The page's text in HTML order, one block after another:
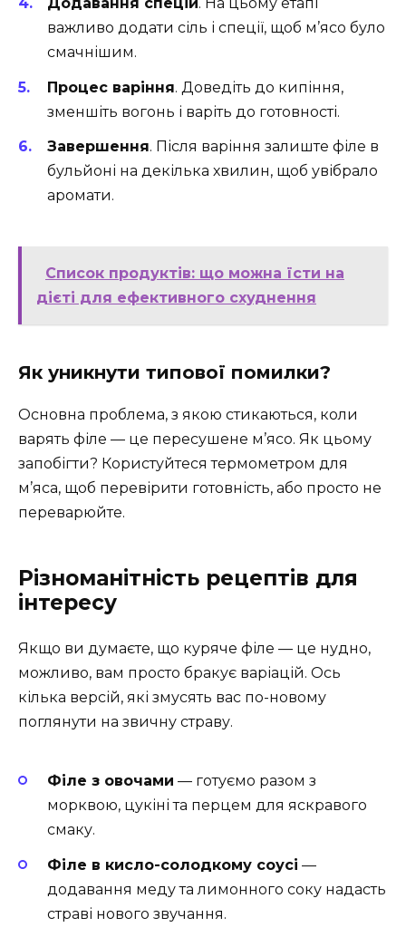
Додавання спецій . На цьому етапі
важливо додати сіль і спеції, щоб м’ясо було
смачнішим.
Процес варіння. Доведіть до кипіння,
зменшіть вогонь і варіть до готовності.
Завершення. Після варіння залиште філе в
бульйоні на декілька хвилин, щоб увібрало
аромати.
Список продуктів: що можна їсти на
дієті для ефективного схуднення
Як уникнути типової помилки?
Основна проблема, з якою стикаються, коли
варять філе — це пересушене м’ясо. Як цьому
запобігти? Користуйтеся термометром для
м’яса, щоб перевірити готовність, або просто не
переварюйте.
Різноманітність рецептів для
інтересу
Якщо ви думаєте, що куряче філе — це нудно,
можливо, вам просто бракує варіацій. Ось
кілька версій, які змусять вас по-новому
поглянути на звичну страву.
Філе з овочами — готуємо разом з
морквою, цукіні та перцем для яскравого
смаку.
Філе в кисло-солодкому соусі —
додавання меду та лимонного соку надасть
страві нового звучання.